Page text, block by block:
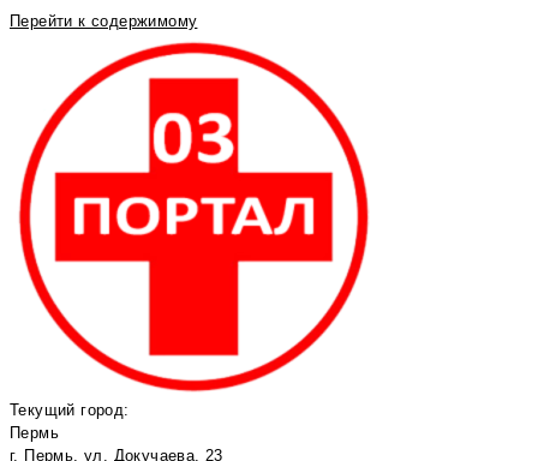
Перейти к содержимому
Текущий город:
Пермь
г. Пермь, ул. Докучаева, 23